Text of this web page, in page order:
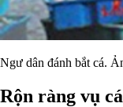
Ngư dân đánh bắt cá.
Rộn ràng vụ